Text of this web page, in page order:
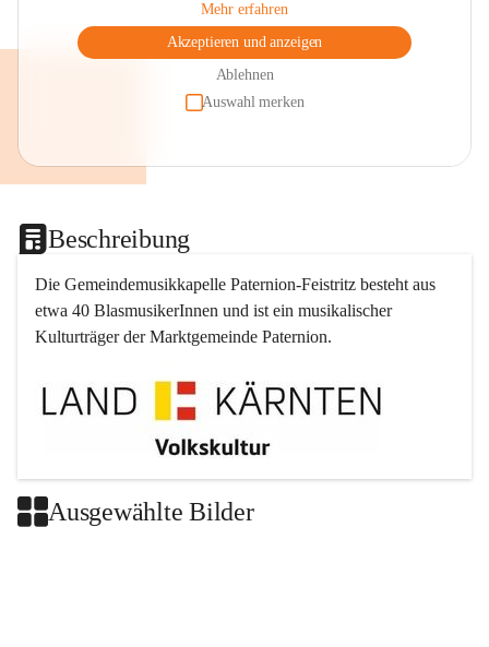
Mehr erfahren
Akzeptieren und anzeigen
Ablehnen
Auswahl merken
Beschreibung
Die Gemeindemusikkapelle Paternion-Feistritz besteht aus
etwa 40 BlasmusikerInnen und ist ein musikalischer
Kulturträger der Marktgemeinde Paternion.
Ausgewählte Bilder